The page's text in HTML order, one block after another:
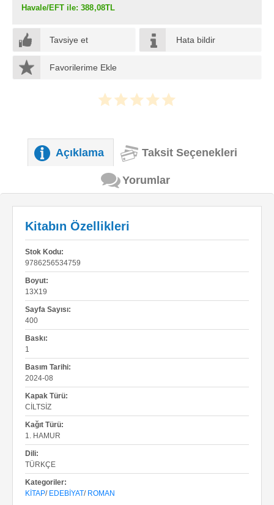
Havale/EFT ile: 388,08TL
Tavsiye et Hata bildir
Favorilerime Ekle
Açıklama Taksit Seçenekleri
Yorumlar
Kitabın Özellikleri
Stok Kodu:
9786256534759
Boyut:
13X19
Sayfa Sayısı:
400
Baskı:
1
Basım Tarihi:
2024-08
Kapak Türü:
CILTSIZ
Kağıt Türü:
1. HAMUR
Dili:
TÜRKÇE
Kategoriler:
KITAP/ EDEBIYAT/ ROMAN